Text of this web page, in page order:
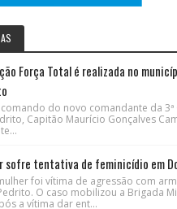
Força Total é realizada no
do novo comandante da
Capitão Maurício Gonçalves
sofre tentativa de feminicídio em
foi vítima de agressão com
O caso mobilizou a Brigada
a vítima dar ent...